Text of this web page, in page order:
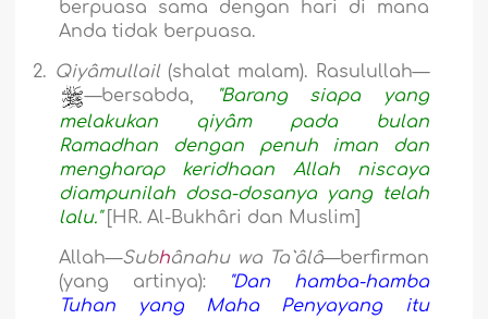
berpuasa sama dengan hari di mana
Anda tidak berpuasa.
2. Qiyâmullail(shalat malam). Rasulullah—
—bersabda,
"Barang siapa yang
melakukan qiyâm pada bulan
Ramadhan dengan penuh iman dan
mengharap keridhaan Allah niscaya
diampunilah dosa-dosanya yang telah
lalu."[HR. Al-Bukhâri dan Muslim]
Allah—Subhânahu wa Ta`âlâ—berfirman
(yang artinya):
"Dan hamba-hamba
Tuhan yang Maha Penyayang itu